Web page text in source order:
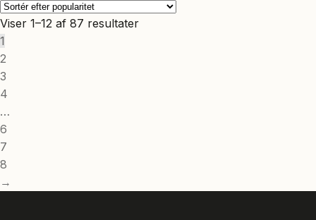
765,00 kr..
715,00 kr..
Viser 1–12 af 87 resultaterSorteret
1
2
3
4
…
6
7
8
→